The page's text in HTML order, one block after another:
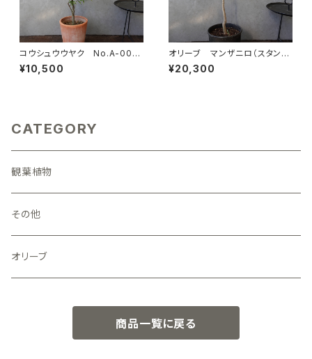
コウシュウウヤク No.A-000
4
¥10,500
オリーブ マンザニロ（スタンダ
ード仕立て）No.5-0003
¥20,300
CATEGORY
観葉植物
その他
オリーブ
商品一覧に戻る